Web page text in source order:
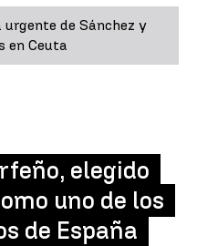
de Sánchez y
en Ceuta
elegido
uno de los
de España